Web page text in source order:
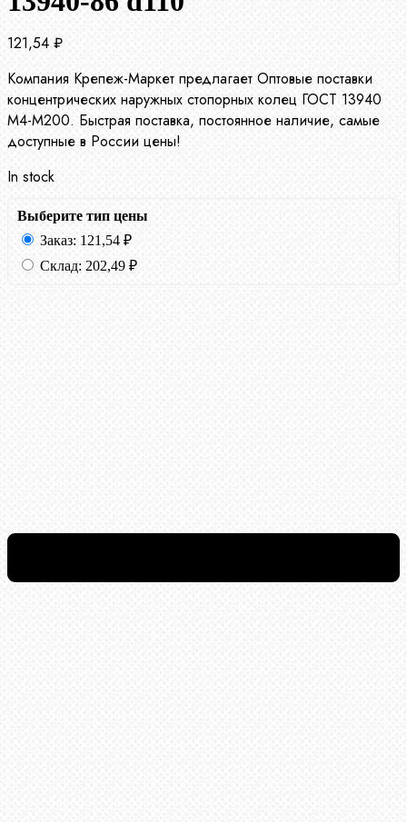
121,54 ₽
Компания Крепеж-Маркет предлагает Оптовые поставки
концентрических наружных стопорных колец ГОСТ 13940
М4-М200. Быстрая поставка, постоянное наличие, самые
доступные в России цены!
In stock
Выберите тип цены
Заказ: 121,54 ₽
Склад: 202,49 ₽